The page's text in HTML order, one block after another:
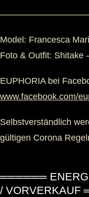
Model: Francesca
Foto & Outfit: Shitake
EUPHORIA bei
www.facebook.com/
Selbstverständlich
gültigen Corona
══════
/